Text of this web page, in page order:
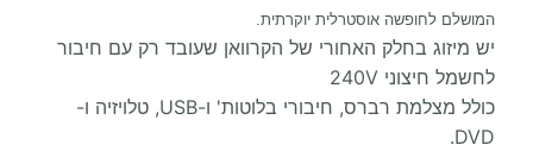
המושלם לחופשה אוסטרלית יוקרתית.
יש מיזוג בחלק האחורי של הקרוואן שעובד רק עם חיבור
לחשמל חיצוני 240V
כולל מצלמת רברס, חיבורי בלוטות' ו-USB, טלויזיה ו-
DVD.